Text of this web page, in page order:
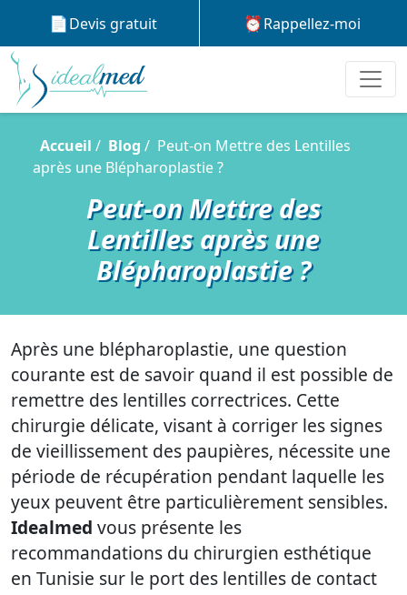
Devis gratuit Rappellez-moi
Accueil Blog
Peut-on Mettre des Lentilles
après une Blépharoplastie ?
Peut-on Mettre des
Lentilles après une
Blépharoplastie ?
Après une blépharoplastie, une question
courante est de savoir quand il est possible de
remettre des lentilles correctrices. Cette
chirurgie délicate, visant à corriger les signes
de vieillissement des paupières, nécessite une
période de récupération pendant laquelle les
yeux peuvent être particulièrement sensibles.
Idealmed vous présente les
recommandations du chirurgien esthétique
en Tunisie sur le port des lentilles de contact